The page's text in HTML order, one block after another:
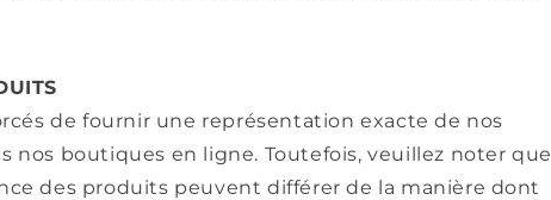
de fournir une représentation exacte de nos
nos boutiques en ligne. Toutefois, veuillez noter que
des produits peuvent différer de la manière dont